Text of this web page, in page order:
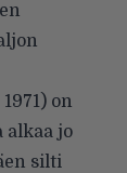
on
jo
silti